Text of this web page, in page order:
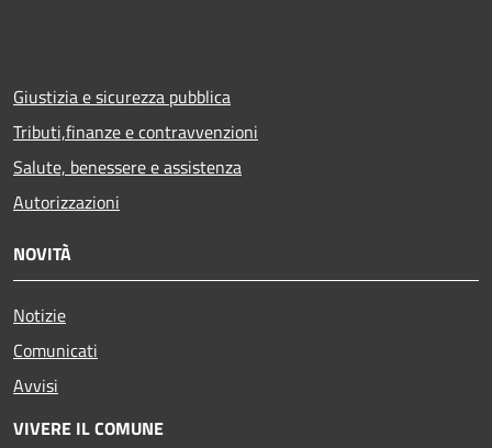
Giustizia e sicurezza pubblica
Tributi,finanze e contravvenzioni
Salute, benessere e assistenza
Autorizzazioni
NOVITÀ
Notizie
Comunicati
Avvisi
VIVERE IL COMUNE